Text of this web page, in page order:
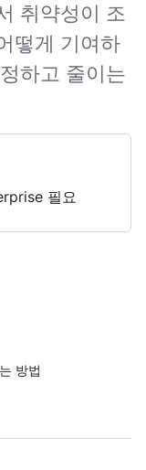
취약성이 조
떻게 기여하
하고 줄이는
필요
방법